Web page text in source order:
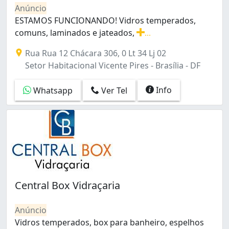
Condomínio Residencial Santa Maria (Santa Maria) (1)
Cruzeiro (9)
Cruzeiro Novo (1)
Del Lago I (Itapoã) (1)
Del Lago II (Itapoã) (1)
Fazendinha (Itapoã) (1)
Gama (16)
Granja Torto (7)
Guará (31)
Guará I (3)
Guará II (5)
Itapoã I (1)
Itapoã II (1)
Lago Norte (2)
Lago Sul (1)
Metropolitana (Núcleo Bandeirante) (2)
Norte (Águas Claras) (3)
Anúncio
ESTAMOS FUNCIONANDO! Vidros temperados,
comuns, laminados e jateados,
Rua Rua 12 Chácara 306, 0 Lt 34 Lj 02
Setor Habitacional Vicente Pires - Brasília - DF
Whatsapp Ver Tel Info
Central Box Vidraçaria
Anúncio
Vidros temperados, box para banheiro, espelhos